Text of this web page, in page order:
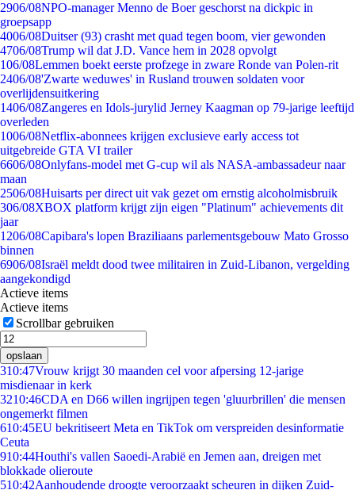
2906/08NPO-manager Menno de Boer geschorst na dickpic in
groepsapp
4006/08Duitser (93) crasht met quad tegen boom, vier gewonden
4706/08Trump wil dat J.D. Vance hem in 2028 opvolgt
106/08Lemmen boekt eerste profzege in zware Ronde van Polen-rit
2406/08'Zwarte weduwes' in Rusland trouwen soldaten voor
overlijdensuitkering
1406/08Zangeres en Idols-jurylid Jerney Kaagman op 79-jarige leeftijd
overleden
1006/08Netflix-abonnees krijgen exclusieve early access tot
uitgebreide GTA VI trailer
6606/08Onlyfans-model met G-cup wil als NASA-ambassadeur naar
maan
2506/08Huisarts per direct uit vak gezet om ernstig alcoholmisbruik
306/08XBOX platform krijgt zijn eigen "Platinum" achievements dit
jaar
1206/08Capibara's lopen Braziliaans parlementsgebouw Mato Grosso
binnen
6906/08Israël meldt dood twee militairen in Zuid-Libanon, vergelding
aangekondigd
Actieve items
Actieve items
Scrollbar gebruiken
opslaan
310:47Vrouw krijgt 30 maanden cel voor afpersing 12-jarige
misdienaar in kerk
3210:46CDA en D66 willen ingrijpen tegen 'gluurbrillen' die mensen
ongemerkt filmen
610:45EU bekritiseert Meta en TikTok om verspreiden desinformatie
Ceuta
910:44Houthi's vallen Saoedi-Arabië en Jemen aan, dreigen met
blokkade olieroute
510:42Aanhoudende droogte veroorzaakt scheuren in dijken Zuid-